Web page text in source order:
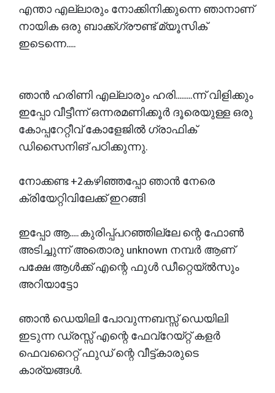
എന്താ എല്ലാരും നോക്കിനിക്കുന്നെ ഞാനാണ്
നായിക ഒരു ബാക്ക്ഗ്രൗണ്ട് മ്യൂസിക്
ഇടെന്നെ.....
ഞാൻ ഹരിണി എല്ലാരും ഹരി.........ന്ന് വിളിക്കും
ഇപ്പോ വീട്ടീന്ന് ഒന്നരമണിക്കൂർ ദൂരെയുള്ള ഒരു
കോപ്പറേറ്റീവ് കോളേജിൽ ഗ്രാഫിക്
ഡിസൈനിങ് പഠിക്കുന്നു.
നോക്കണ്ട +2കഴിഞ്ഞപ്പോ ഞാൻ നേരെ
ക്രിയേറ്റിവിലേക്ക് ഇറങ്ങി
ഇപ്പോ ആ..... കുരിപ്പ്‌പറഞ്ഞില്ലേ ന്റെ ഫോൺ
അടിച്ചുന്ന് അതൊരു unknown നമ്പർ ആണ്
പക്ഷേ ആൾക്ക് എന്റെ ഫുൾ ഡീറ്റെയ്ൽസും
അറിയാട്ടോ
ഞാൻ ഡെയിലി പോവുന്നബസ്സ് ഡെയിലി
ഇടുന്ന ഡ്രസ്സ്‌ എന്റെ ഫേവ്റേയ്റ്റ് കളർ
ഫെവറൈറ്റ് ഫുഡ് ന്റെ വീട്ട്കാരുടെ
കാര്യങ്ങൾ.